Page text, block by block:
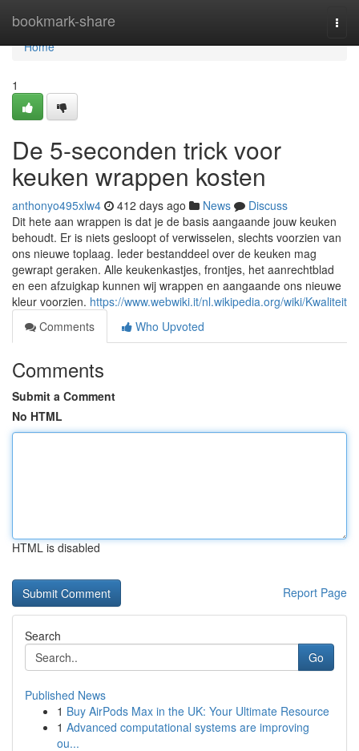
bookmark-share
Home
Home
1
De 5-seconden trick voor
keuken wrappen kosten
anthonyo495xlw4 412 days ago News
Discuss
Dit hete aan wrappen is dat je de basis aangaande jouw keuken
behoudt. Er is niets gesloopt of verwisselen, slechts voorzien van
ons nieuwe toplaag. Ieder bestanddeel over de keuken mag
gewrapt geraken. Alle keukenkastjes, frontjes, het aanrechtblad
en een afzuigkap kunnen wij wrappen en aangaande ons nieuwe
kleur voorzien. https://www.webwiki.it/nl.wikipedia.org/wiki/Kwaliteit
Comments
Who Upvoted
Comments
Submit a Comment
No HTML
HTML is disabled
Report Page
Search
Go
Published News
1 Buy AirPods Max in the UK: Your Ultimate Resource
1 Advanced computational systems are improving
ou...